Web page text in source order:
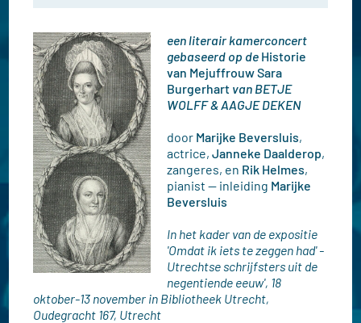
een literair kamerconcert
gebaseerd op de Historie
van Mejuffrouw Sara
Burgerhart van BETJE
WOLFF & AAGJE DEKEN
door Marijke Beversluis,
actrice,Janneke Daalderop,
zangeres, en Rik Helmes,
pianist — inleiding Marijke
Beversluis
In het kader van de expositie
'Omdat ik iets te zeggen had' -
Utrechtse schrijfsters uit de
negentiende eeuw', 18
oktober-13 november in Bibliotheek Utrecht,
Oudegracht 167, Utrecht